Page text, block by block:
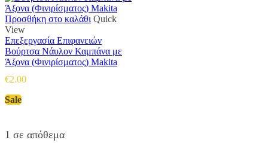
Προσθήκη στο καλάθι Quick
View
Επεξεργασία Επιφανειών
Βούρτσα Νάυλον Καμπάνα με
Άξονα (Φινιρίσματος) Makita
€2.00
Sale
1 σε απόθεμα